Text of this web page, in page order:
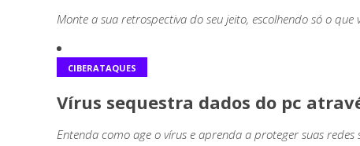
Monte a sua retrospectiva do seu jeito, escolhendo só o
CIBERATAQUES
Vírus sequestra dados do pc
Entenda como age o vírus e aprenda a proteger suas redes